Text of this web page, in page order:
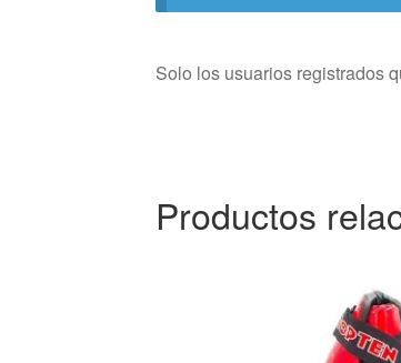
Solo los usuarios registrados
Productos